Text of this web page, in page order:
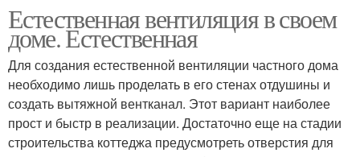
Естественная вентиляция в своем
доме. Естественная
Для создания естественной вентиляции частного дома
необходимо лишь проделать в его стенах отдушины и
создать вытяжной вентканал. Этот вариант наиболее
прост и быстр в реализации. Достаточно еще на стадии
строительства коттеджа предусмотреть отверстия для